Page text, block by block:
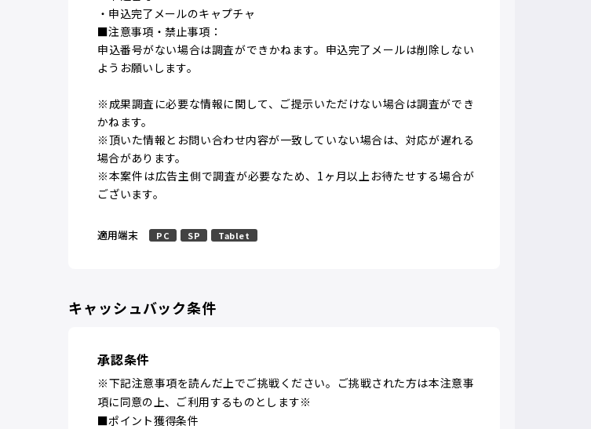
・申込完了メールのキャプチャ
■注意事項・禁止事項：
申込番号がない場合は調査ができかねます。申込完了メールは削除しない
ようお願いします。
※成果調査に必要な情報に関して、ご提示いただけない場合は調査ができ
かねます。
※頂いた情報とお問い合わせ内容が一致していない場合は、対応が遅れる
場合があります。
※本案件は広告主側で調査が必要なため、1ヶ月以上お待たせする場合が
ございます。
適用端末 PC SP Tablet
キャッシュバック条件
承認条件
※下記注意事項を読んだ上でご挑戦ください。ご挑戦された方は本注意事
項に同意の上、ご利用するものとします※
■ポイント獲得条件